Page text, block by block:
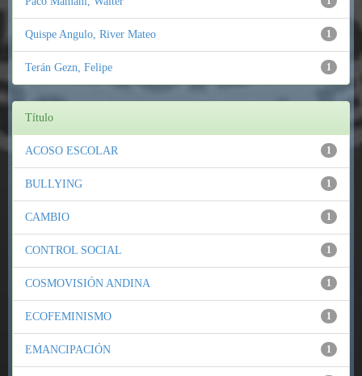
1
Quispe Angulo, River Mateo
1
Terán Gezn, Felipe
Título
1
ACOSO ESCOLAR
1
BULLYING
1
CAMBIO
1
CONTROL SOCIAL
1
COSMOVISIÓN ANDINA
1
ECOFEMINISMO
1
EMANCIPACIÓN